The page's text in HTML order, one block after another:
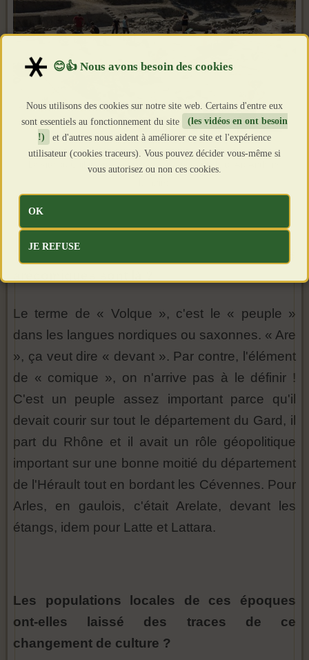
Le site du Cailar, un comptoir de l'âge de fer (Photo ArcAnthony
Nos fameux et « rigolos » Volques
Le terme de « Volque », c'est le « peuple »
dans les langues nordiques ou saxonnes. « Are
», ça veut dire « devant ». Par contre, l'élément
de « comique », on n'arrive pas à le définir !
C'est un peuple assez important parce qu'il
devait courir sur tout le département du Gard, il
part du Rhône et il avait un rôle géopolitique
important sur une bonne moitié du département
de l'Hérault tout en bordant les Cévennes. Pour
Arles, en gaulois, c'était Arelate, devant les
étangs, idem pour Latte et Lattara.
Les populations locales de ces époques
ont-elles laissé des traces de ce
changement de culture ?
Nous utilisons des cookies sur notre site web. Certains d'entre eux
sont essentiels au fonctionnement du site
(les vidéos en ont besoin
!)
et d'autres nous aident à améliorer ce site et l'expérience
utilisateur (cookies traceurs). Vous pouvez décider vous-même si
vous autorisez ou non ces cookies.
OK
JE REFUSE